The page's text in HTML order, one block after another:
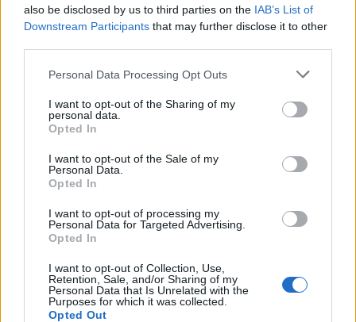
also be disclosed by us to third parties on the IAB’s List of
Downstream Participants that may further disclose it to other
Personal Data Processing Opt Outs
I want to opt-out of the Sharing of my
personal data.
Opted In
I want to opt-out of the Sale of my
Personal Data.
Opted In
I want to opt-out of processing my
Personal Data for Targeted Advertising.
Opted In
I want to opt-out of Collection, Use,
Retention, Sale, and/or Sharing of my
Personal Data that Is Unrelated with the
Purposes for which it was collected.
Opted Out
Hon berättar att hon bland annat varit i kontakt med
Nazar Drebot på 2085brewery, som är ett av de tre
bryggerier som de ska jobba med.
– Han växlar mellan att brygga, jobba på en blodbank
och slåss. Oerhört trist, men imponerande.
Förutom 2085Brewery, så har de även pratat med